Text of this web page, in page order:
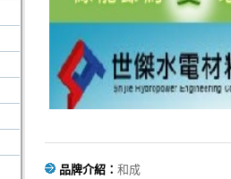
品牌介紹： 和成